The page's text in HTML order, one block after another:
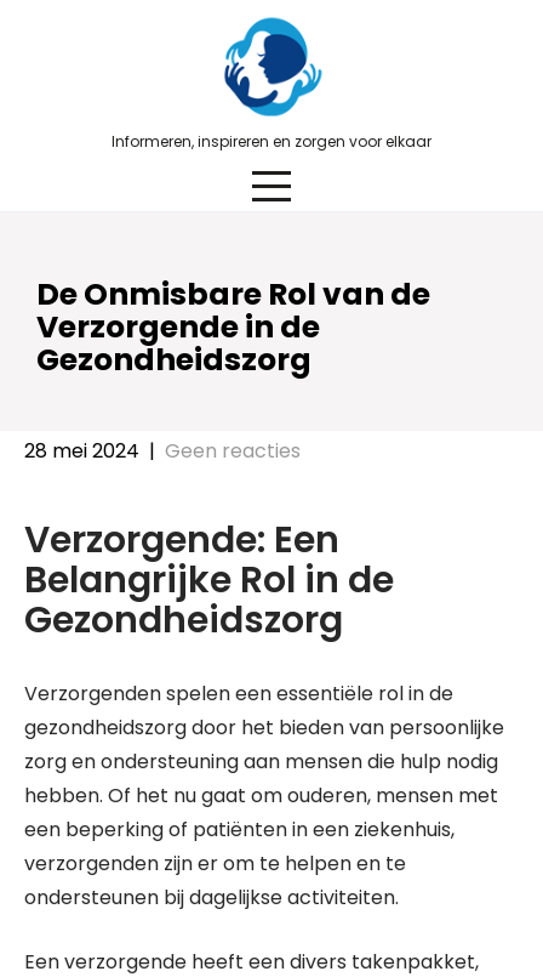
Informeren, inspireren en zorgen voor elkaar
De Onmisbare Rol van de
Verzorgende in de
Gezondheidszorg
28 mei 2024 | Geen reacties
Verzorgende: Een
Belangrijke Rol in de
Gezondheidszorg
Verzorgenden spelen een essentiële rol in de
gezondheidszorg door het bieden van persoonlijke
zorg en ondersteuning aan mensen die hulp nodig
hebben. Of het nu gaat om ouderen, mensen met
een beperking of patiënten in een ziekenhuis,
verzorgenden zijn er om te helpen en te
ondersteunen bij dagelijkse activiteiten.
Een verzorgende heeft een divers takenpakket,